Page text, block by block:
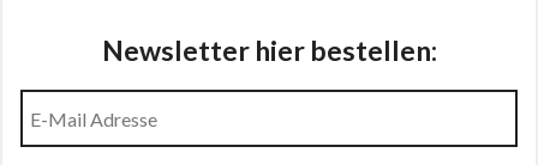
Newsletter hier bestellen: